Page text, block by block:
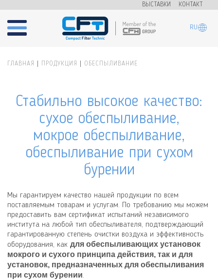
ВЫСТАВКИ КОНТАКТ
RU
ГЛАВНАЯ ПРОДУКЦИЯ ОБЕСПЫЛИВАНИЕ
Стабильно высокое качество:
сухое обеспыливание,
мокрое обеспыливание,
обеспыливание при сухом
бурении
Мы гарантируем качество нашей продукции по всем
поставляемым товарам и услугам. По требованию мы можем
предоставить вам сертификат испытаний независимого
института на любой тип обеспыливателя, подтверждающий
гарантированную степень очистки воздуха и эффективность
оборудования, как для обеспыливающих установок
мокрого и сухого принципа действия, так и для
установок, предназначенных для обеспыливания
при сухом бурении.